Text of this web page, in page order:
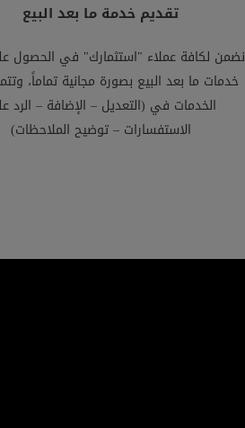
تقديم خدمة ما بعد البيع
نضمن لكافة عملاء "استثمارك" في الحصول
خدمات ما بعد البيع بصورة مجانية تماماً،
الخدمات في (التعديل – الإضافة – الرد
الاستفسارات – توضيح الملاحظات)